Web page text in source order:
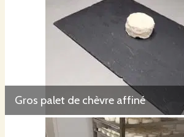
Gros palet de chèvre affiné